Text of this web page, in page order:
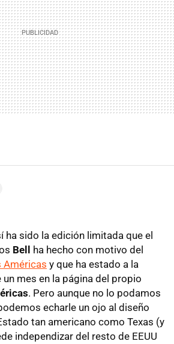
ha sido la edición limitada que el
Bell
ha hecho con motivo del
Américas y que ha estado a la
mes en la página del propio
. Pero aunque no lo podamos
echarle un ojo al diseño
tan americano como Texas (y
independizar del resto de EEUU